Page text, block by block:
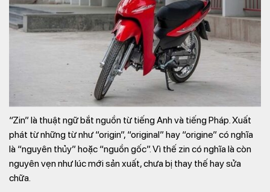
“Zin” là thuật ngữ bắt nguồn từ tiếng Anh và tiếng Pháp. Xuất
phát từ những từ như “origin”, “original” hay “origine” có nghĩa
là “nguyên thủy” hoặc “nguồn gốc”. Vì thế zin có nghĩa là còn
nguyên vẹn như lúc mới sản xuất, chưa bị thay thế hay sửa
chữa.